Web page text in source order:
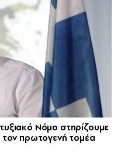
Νόμο στηρίζουμε
πρωτογενή τομέα